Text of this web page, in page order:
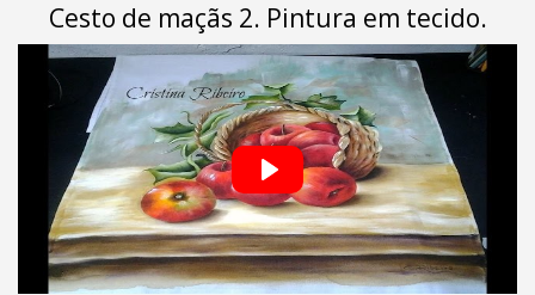
Cesto de maçãs 2. Pintura em tecido.